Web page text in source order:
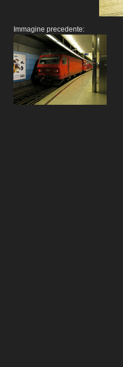
Immagine precedente: